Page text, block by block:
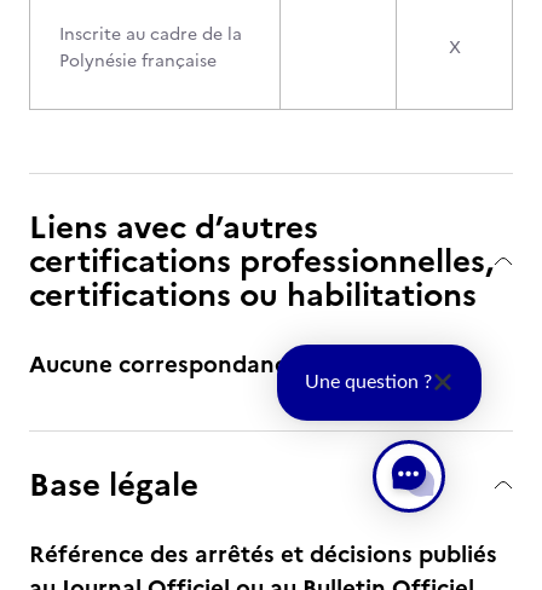
Inscrite au cadre de la
Polynésie française
X
Liens avec d’autres
certifications professionnelles,
certifications ou habilitations
Aucune correspondance
Base légale
Référence des arrêtés et décisions publiés
Une question ?